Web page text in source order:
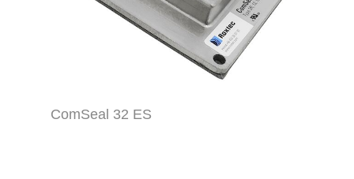
ComSeal 32 ES